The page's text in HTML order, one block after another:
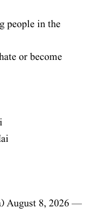
people in the
or become
— Congress (@INCIndia)
August 8, 2026